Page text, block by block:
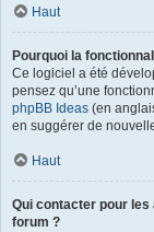
Haut
Pourquoi la
Ce logiciel a été
pensez qu’une
phpBB Ideas (en
en suggérer de
Haut
Qui contacter pour
forum ?